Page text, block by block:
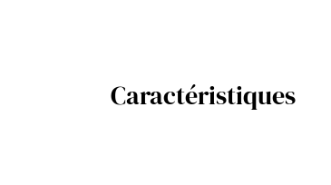
Caractéristiques